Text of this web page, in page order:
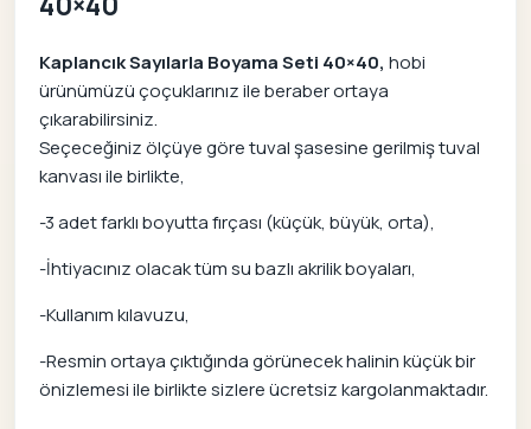
Kaplancık Sayılarla Boyama Seti 40×40, hobi
ürünümüzü çoçuklarınız ile beraber ortaya
çıkarabilirsiniz.
Seçeceğiniz ölçüye göre tuval şasesine gerilmiş tuval
kanvası ile birlikte,
-3 adet farklı boyutta fırçası (küçük, büyük, orta),
-İhtiyacınız olacak tüm su bazlı akrilik boyaları,
-Kullanım kılavuzu,
-Resmin ortaya çıktığında görünecek halinin küçük bir
önizlemesi ile birlikte sizlere ücretsiz kargolanmaktadır.